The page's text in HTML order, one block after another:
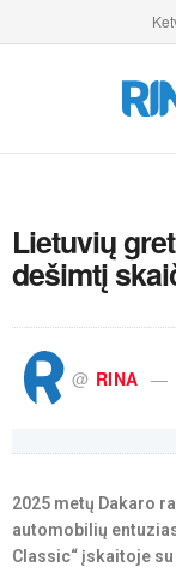
Lietuvių
dešimtį
@ RINA
2025 metų Dakaro
automobilių
Classic“ įskaitoje